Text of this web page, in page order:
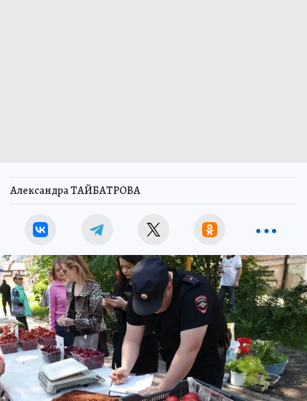
Александра ТАЙБАТРОВА